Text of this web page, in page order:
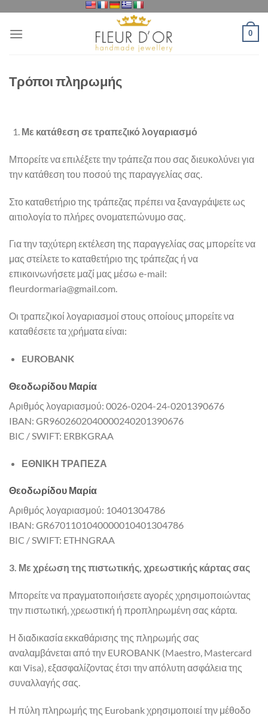
περιεχόμενο
0
Τρόποι πληρωμής
Με κατάθεση σε τραπεζικό λογαριασμό
Μπορείτε να επιλέξετε την τράπεζα που σας διευκολύνει για
την κατάθεση του ποσού της παραγγελίας σας.
Στο καταθετήριο της τράπεζας πρέπει να ξαναγράψετε ως
αιτιολογία το πλήρες ονοματεπώνυμο σας.
Για την ταχύτερη εκτέλεση της παραγγελίας σας μπορείτε να
μας στείλετε τo καταθετήριο της τράπεζας ή να
επικοινωνήσετε μαζί μας μέσω e-mail:
fleurdormaria@gmail.com.
Οι τραπεζικοί λογαριασμοί στους οποίους μπορείτε να
καταθέσετε τα χρήματα είναι:
EUROBANK
Θεοδωρίδου Μαρία
Αριθμός λογαριασμού: 0026-0204-24-0201390676
IBAN: GR9602602040000240201390676
BIC / SWIFT: ERBKGRAA
ΕΘΝΙΚΗ ΤΡΑΠΕΖΑ
Θεοδωρίδου Μαρία
Αριθμός λογαριασμού: 10401304786
IBAN: GR6701101040000010401304786
BIC / SWIFT: ETHNGRAA
3. Με χρέωση της πιστωτικής, χρεωστικής κάρτας σας
Μπορείτε να πραγματοποιήσετε αγορές χρησιμοποιώντας
την πιστωτική, χρεωστική ή προπληρωμένη σας κάρτα.
Η διαδικασία εκκαθάρισης της πληρωμής σας
αναλαμβάνεται από την EUROBANK (Maestro, Mastercard
και Visa), εξασφαλίζοντας έτσι την απόλυτη ασφάλεια της
συναλλαγής σας.
Η πύλη πληρωμής της Eurobank χρησιμοποιεί την μέθοδο